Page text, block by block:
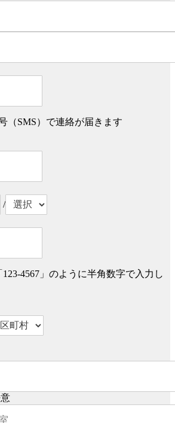
（SMS）で連絡が届きます
/
123-4567」のように半角数字で入力し